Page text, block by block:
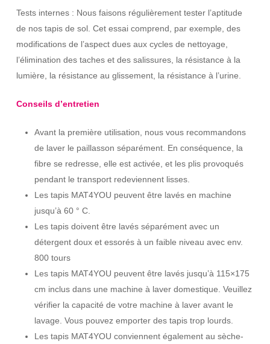
Tests internes : Nous faisons régulièrement tester l’aptitude
de nos tapis de sol. Cet essai comprend, par exemple, des
modifications de l’aspect dues aux cycles de nettoyage,
l’élimination des taches et des salissures, la résistance à la
lumière, la résistance au glissement, la résistance à l’urine.
Conseils d’entretien
Avant la première utilisation, nous vous recommandons
de laver le paillasson séparément. En conséquence, la
fibre se redresse, elle est activée, et les plis provoqués
pendant le transport redeviennent lisses.
Les tapis MAT4YOU peuvent être lavés en machine
jusqu’à 60 ° C.
Les tapis doivent être lavés séparément avec un
détergent doux et essorés à un faible niveau avec env.
800 tours
Les tapis MAT4YOU peuvent être lavés jusqu’à 115×175
cm inclus dans une machine à laver domestique. Veuillez
vérifier la capacité de votre machine à laver avant le
lavage. Vous pouvez emporter des tapis trop lourds.
Les tapis MAT4YOU conviennent également au sèche-